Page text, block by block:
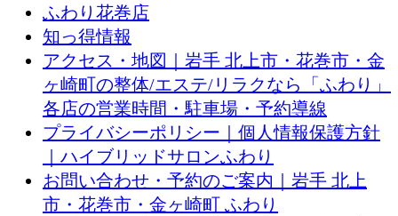
ふわり花巻店
知っ得情報
アクセス・地図｜岩手 北上市・花巻市・金
ヶ崎町の整体/エステ/リラクなら「ふわり」
各店の営業時間・駐車場・予約導線
プライバシーポリシー｜個人情報保護方針
｜ハイブリッドサロンふわり
お問い合わせ・予約のご案内｜岩手 北上
市・花巻市・金ヶ崎町 ふわり